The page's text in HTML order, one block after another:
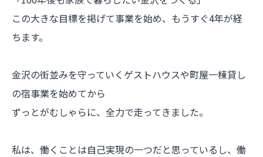
この大きな目標を掲げて事業を始め、もうすぐ4年が経
ちます。
金沢の街並みを守っていくゲストハウスや町屋一棟貸し
の宿事業を始めてから
ずっとがむしゃらに、全力で走ってきました。
私は、働くことは自己実現の一つだと思っているし、働